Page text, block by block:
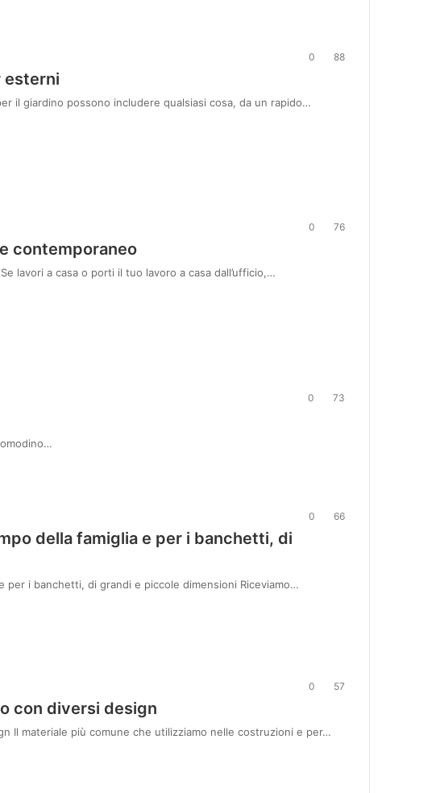
0 88
esterni
il giardino possono includere qualsiasi cosa, da un rapido…
0 76
contemporaneo
lavori a casa o porti il ​​tuo lavoro a casa dall’ufficio,…
0 73
0 66
della famiglia e per i banchetti, di
per i banchetti, di grandi e piccole dimensioni Riceviamo…
0 57
con diversi design
Il materiale più comune che utilizziamo nelle costruzioni e per…